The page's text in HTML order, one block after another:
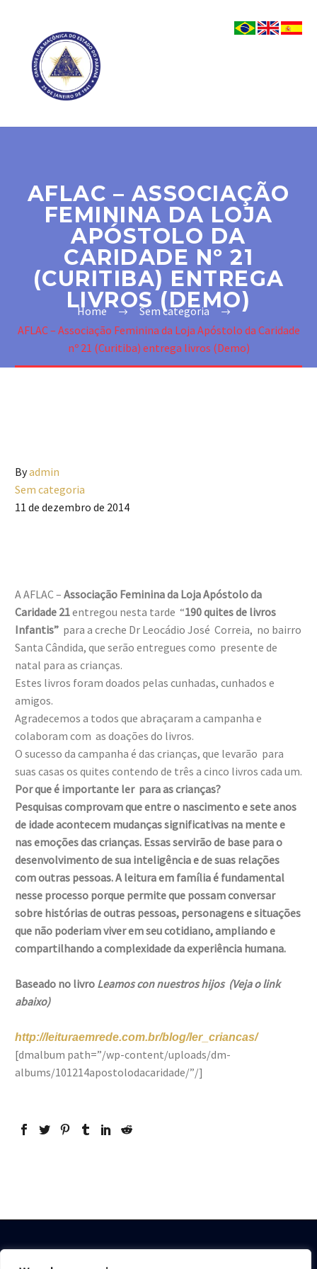
AFLAC – ASSOCIAÇÃO
FEMININA DA LOJA
APÓSTOLO DA
CARIDADE Nº 21
(CURITIBA) ENTREGA
LIVROS (DEMO)
Home
Sem categoria
AFLAC – Associação Feminina da Loja Apóstolo da Caridade
nº 21 (Curitiba) entrega livros (Demo)
Byadmin
Sem categoria
11 de dezembro de 2014
A AFLAC – Associação Feminina da Loja Apóstolo da
Caridade 21entregou nesta tarde “190 quites de livros
Infantis” para a creche Dr Leocádio José Correia, no bairro
Santa Cândida, que serão entregues como presente de
natal para as crianças.
Estes livros foram doados pelas cunhadas, cunhados e
amigos.
Agradecemos a todos que abraçaram a campanha e
colaboram com as doações do livros.
O sucesso da campanha é das crianças, que levarão para
suas casas os quites contendo de três a cinco livros cada um.
Por que é importante ler para as crianças?
Pesquisas comprovam que entre o nascimento e sete anos
de idade acontecem mudanças significativas na mente e
nas emoções das crianças. Essas servirão de base para o
desenvolvimento de sua inteligência e de suas relações
com outras pessoas. A leitura em família é fundamental
nesse processo porque permite que possam conversar
sobre histórias de outras pessoas, personagens e situações
que não poderiam viver em seu cotidiano, ampliando e
compartilhando a complexidade da experiência humana.
Baseado no livro Leamos con nuestros hijos (Veja o link
abaixo)
http://leituraemrede.com.br/blog/ler_criancas/
[dmalbum path=”/wp-content/uploads/dm-
albums/101214apostolodacaridade/”/]